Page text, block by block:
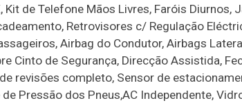
de Telefone Mãos Livres, Faróis Diurnos,
Retrovisores c/ Regulação
Airbag do Condutor, Airbags
Cinto de Segurança, Direcção Assistida,
revisões completo, Sensor de
Pressão dos Pneus,AC Independente,